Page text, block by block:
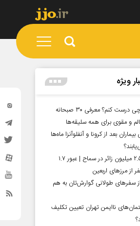
ویژه
صبحانه چی درست کنم؟ معرفی ۳۰ صبحانه
و مقوی برای همه سلیقه‌ها
بعد از کرونا و آنفلوآنزا ماه‌ها
ثبت‌نام ۲.۵ میلیون زائر در سماح | عبور ۱.۷
از مرز‌های اربعین
سفرهای طولانی گوارش‌تان به هم
ناایمن تهران تعیین تکلیف